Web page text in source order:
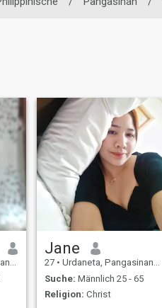
Jane
27 • Urdaneta, Pangasinan, Philippinen
Suche: Männlich 25 - 65
Religion: Christ